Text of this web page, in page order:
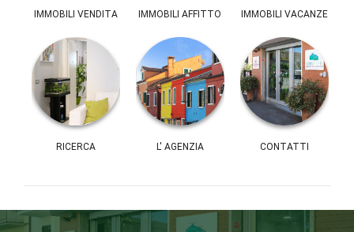
IMMOBILI VENDITA IMMOBILI AFFITTO IMMOBILI VACANZE
RICERCA L' AGENZIA CONTATTI